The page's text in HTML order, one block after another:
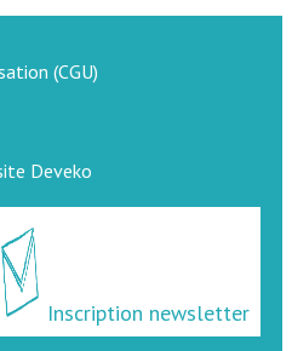
(CGU)
Deveko
Inscription newsletter